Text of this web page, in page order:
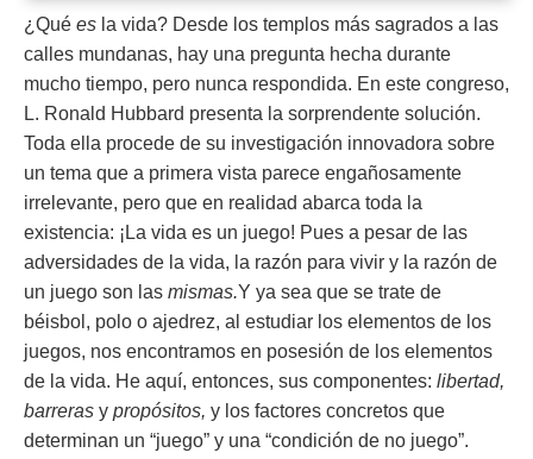
¿Qué es la vida? Desde los templos más sagrados a las
calles mundanas, hay una pregunta hecha durante
mucho tiempo, pero nunca respondida. En este congreso,
L. Ronald Hubbard presenta la sorprendente solución.
Toda ella procede de su investigación innovadora sobre
un tema que a primera vista parece engañosamente
irrelevante, pero que en realidad abarca toda la
existencia: ¡La vida es un juego! Pues a pesar de las
adversidades de la vida, la razón para vivir y la razón de
un juego son las mismas.Y ya sea que se trate de
béisbol, polo o ajedrez, al estudiar los elementos de los
juegos, nos encontramos en posesión de los elementos
de la vida. He aquí, entonces, sus componentes: libertad,
barreras y propósitos, y los factores concretos que
determinan un “juego” y una “condición de no juego”.